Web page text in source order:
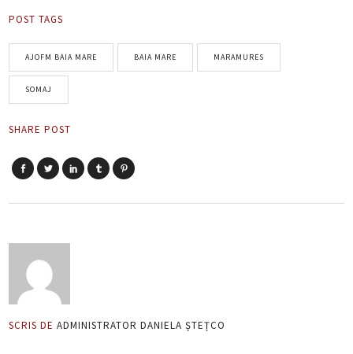
POST TAGS
AJOFM BAIA MARE BAIA MARE MARAMURES
SOMAJ
SHARE POST
SCRIS DE ADMINISTRATOR DANIELA ȘTEȚCO